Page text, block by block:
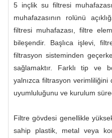
5 inçlik su filtresi
muhafazasının rolünü
filtresi muhafazası, filtre
bileşendir. Başlıca işlevi,
filtrasyon sisteminden
sağlamaktır. Farklı tip ve
yalnızca filtrasyon verimliliğini
uyumluluğunu ve kurulum
Filtre gövdesi genellikle
sahip plastik, metal veya